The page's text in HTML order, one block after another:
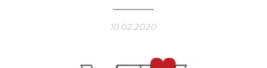
10.02.2020